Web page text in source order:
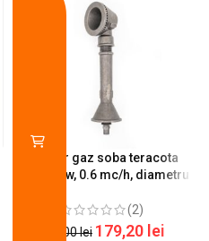
Arzator gaz soba teracota
A600, 6 kw, 0.6 mc/h, diametru
(2)
200,00lei 179,20 lei